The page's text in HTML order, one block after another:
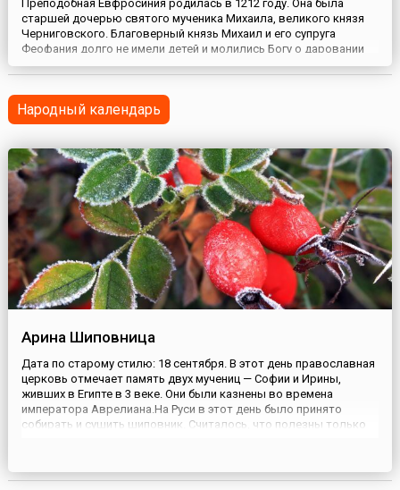
Преподобная Евфросиния родилась в 1212 году. Она была
старшей дочерью святого мученика Михаила, великого князя
Черниговского. Благоверный князь Михаил и его супруга
Феофания долго не имели детей и молились Богу о даровании
им ребенка. Трижды явилась им Пресвятая Богородица и
сказала, что молитва услышана — родится у них дочь, которую
нужно назвать Феодулией, и она будет служительницей
церкви.К...
Народный календарь
Арина Шиповница
Дата по старому стилю: 18 сентября. В этот день православная
церковь отмечает память двух мучениц — Софии и Ирины,
живших в Египте в 3 веке. Они были казнены во времена
императора Аврелиана.На Руси в этот день было принято
собирать и сушить шиповник. Считалось, что полезны только